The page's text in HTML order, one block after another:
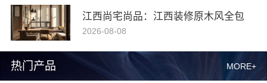
热门产品 MORE+
江西尚宅尚品：江西装修原木风全包
2026-08-08